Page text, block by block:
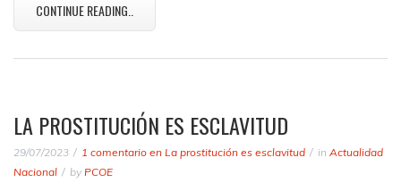
CONTINUE READING..
LA PROSTITUCIÓN ES ESCLAVITUD
29/07/2023 1 comentario en La prostitución es esclavitud in Actualidad
Nacional
by PCOE